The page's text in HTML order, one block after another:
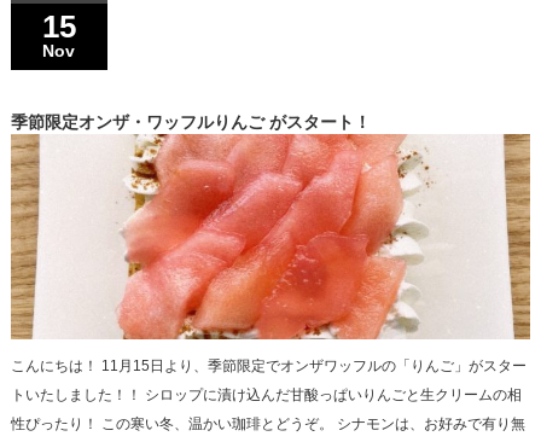
15
Nov
季節限定オンザ・ワッフルりんご がスタート！
こんにちは！ 11月15日より、季節限定でオンザワッフルの「りんご」がスター
トいたしました！！ シロップに漬け込んだ甘酸っぱいりんごと生クリームの相
性ぴったり！ この寒い冬、温かい珈琲とどうぞ。 シナモンは、お好みで有り無